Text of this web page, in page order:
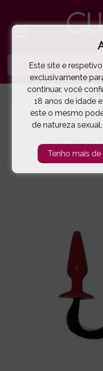
PONY TAIL - 55CM ( 11-5019210000 )
PONY
Este site e
exclusivamente
continuar, você
18 anos de idade
este o mesmo
de natureza
Tenho mais de